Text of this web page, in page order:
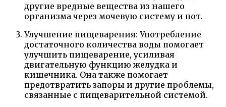
другие вредные вещества из нашего
организма через мочевую систему и пот.
Улучшение пищеварения: Употребление
достаточного количества воды помогает
улучшить пищеварение, усиливая
двигательную функцию желудка и
кишечника. Она также помогает
предотвратить запоры и другие проблемы,
связанные с пищеварительной системой.